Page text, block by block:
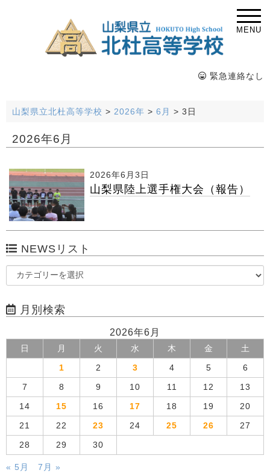
MENU
緊急連絡なし
山梨県立北杜高等学校 > 2026年 > 6月 > 3日
2026年6月
2026年6月3日
山梨県陸上選手権大会（報告）
NEWSリスト
月別検索
2026年6月
日 月 火 水 木 金 土
1 2 3 4 5 6
7 8 9 10 11 12 13
14 15 16 17 18 19 20
21 22 23 24 25 26 27
28 29 30
« 5月
7月 »